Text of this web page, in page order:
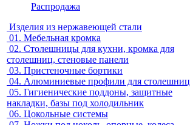
Распродажа
Изделия из нержавеющей стали
01. Мебельная кромка
02. Столешницы для кухни, кромка для
столешниц, стеновые панели
03. Пристеночные бортики
04. Алюминиевые профили для столешниц
05. Гигиенические поддоны, защитные
накладки, базы под холодильник
06. Цокольные системы